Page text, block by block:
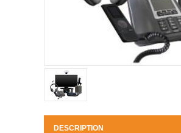
DESCRIPTION